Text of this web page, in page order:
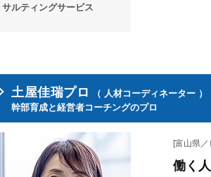
サルティングサービス
土屋佳瑞プロ
（ 人材コーディネーター ）
幹部育成と経営者コーチングのプロ
[富山県
働く